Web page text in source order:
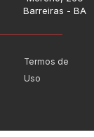
Barreiras - BA
Termos de
Uso